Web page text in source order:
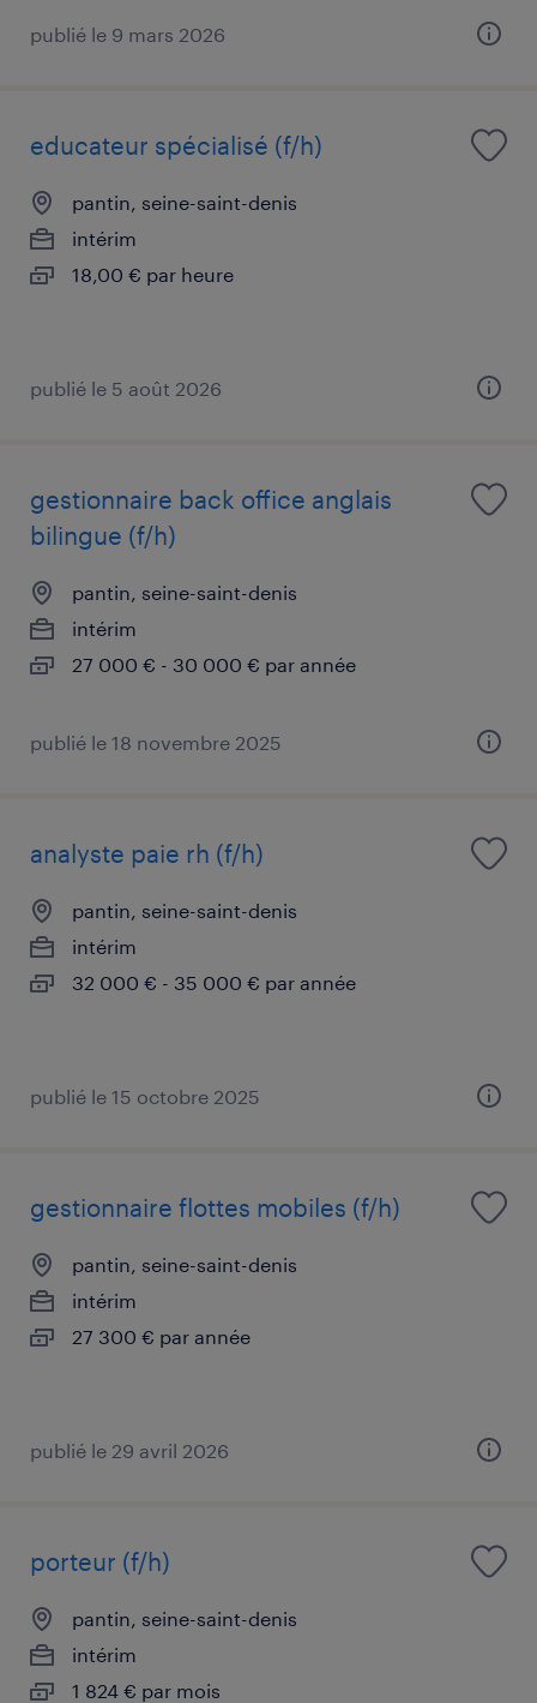
publié le 9 mars 2026
educateur spécialisé (f/h)
pantin, seine-saint-denis
intérim
18,00 € par heure
publié le 5 août 2026
gestionnaire back office anglais
bilingue (f/h)
pantin, seine-saint-denis
intérim
27 000 € - 30 000 € par année
publié le 18 novembre 2025
analyste paie rh (f/h)
pantin, seine-saint-denis
intérim
32 000 € - 35 000 € par année
publié le 15 octobre 2025
gestionnaire flottes mobiles (f/h)
pantin, seine-saint-denis
intérim
27 300 € par année
publié le 29 avril 2026
porteur (f/h)
pantin, seine-saint-denis
intérim
1 824 € par mois